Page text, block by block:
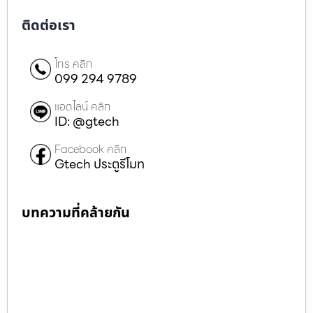
ติดต่อเรา
โทร คลิก
099 294 9789
แอดไลน์ คลิก
ID: @gtech
Facebook คลิก
Gtech ประตูรีโมท
บทความที่คล้ายกัน